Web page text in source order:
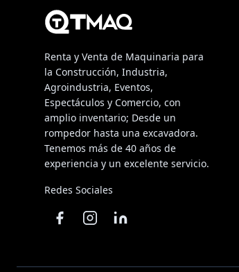
Renta y Venta de Maquinaria para
la Construcción, Industria,
Agroindustria, Eventos,
Espectáculos y Comercio, con
amplio inventario; Desde un
rompedor hasta una excavadora.
Tenemos más de 40 años de
experiencia y un excelente servicio.
Redes Sociales